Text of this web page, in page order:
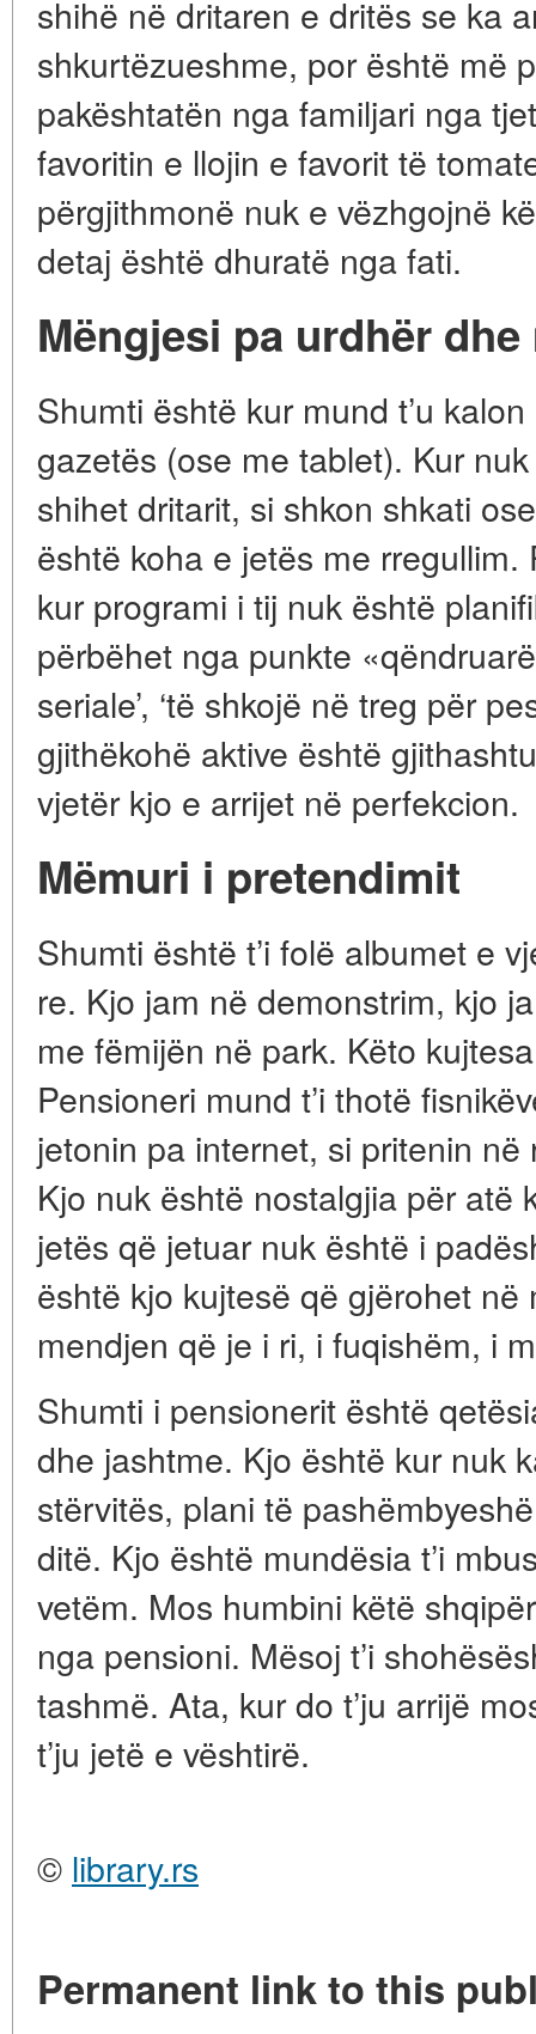
shihë në dritaren e dritës se ka
shkurtëzueshme, por është më
pakështatën nga familjari nga
favoritin e llojin e favorit të
përgjithmonë nuk e vëzhgojnë
detaj është dhuratë nga fati.
Mëngjesi pa urdhër
Shumti është kur mund t’u
gazetës (ose me tablet). Kur
shihet dritarit, si shkon shkati
është koha e jetës me
kur programi i tij nuk është
përbëhet nga punkte
seriale’, ‘të shkojë në treg për
gjithëkohë aktive është
vjetër kjo e arrijet në perfekcion.
Mëmuri i pretendimit
Shumti është t’i folë albumet e
re. Kjo jam në demonstrim, kjo
me fëmijën në park. Këto
Pensioneri mund t’i thotë
jetonin pa internet, si pritenin
Kjo nuk është nostalgjia për atë
jetës që jetuar nuk është i
është kjo kujtesë që gjërohet në
mendjen që je i ri, i fuqishëm, i
Shumti i pensionerit është
dhe jashtme. Kjo është kur nuk
stërvitës, plani të
ditë. Kjo është mundësia t’i
vetëm. Mos humbini këtë
nga pensioni. Mësoj t’i
tashmë. Ata, kur do t’ju arrijë
t’ju jetë e vështirë.
© library.rs
Permanent link to this